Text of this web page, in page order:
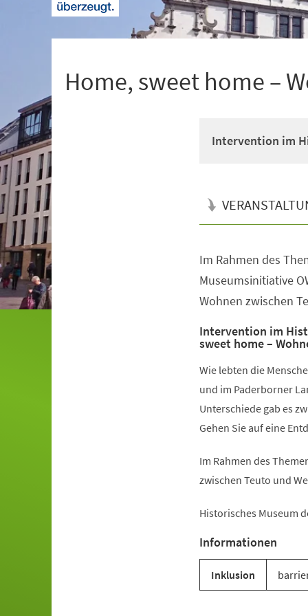
Home, sweet home –
Intervention im
Im Rahmen des
Museumsinitiative
Wohnen zwischen
Intervention im
sweet home –
Wie lebten die
und im Paderborner
Unterschiede gab es
Gehen Sie auf eine
Im Rahmen des
zwischen Teuto und
Historisches Museum
Informationen
Inklusion